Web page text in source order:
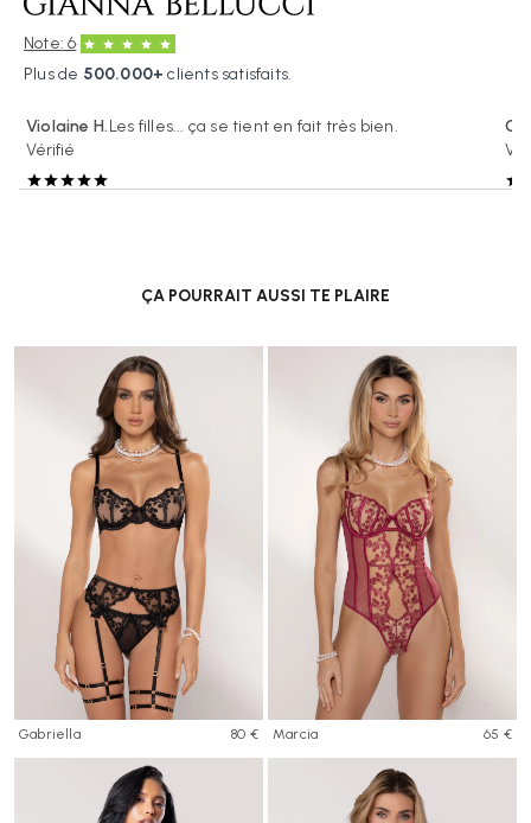
Note: 6·
Plus de 500.000+ clients satisfaits.
Violaine H.
Vérifié
Les filles... ça se tient en fait très bien.
ÇA POURRAIT AUSSI TE PLAIRE
Gabriella 80 € Marcia 65 €